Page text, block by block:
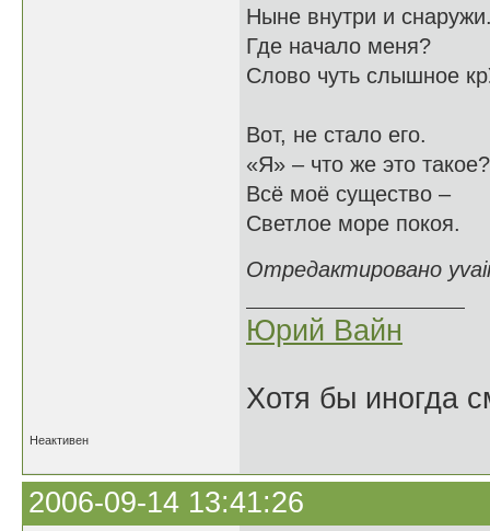
Ныне внутри и
Где начало меня?
Слово чуть слышное
Вот, не стало его.
«Я» – что же это такое?
Всё моё существо –
Светлое море покоя.
Отредактировано
Юрий Вайн
Хотя бы иногда
Неактивен
2006-09-14 13:41:26